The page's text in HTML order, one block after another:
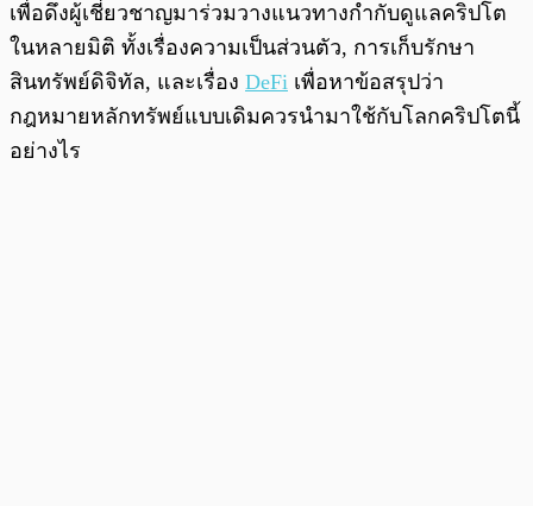
เพื่อดึงผู้เชี่ยวชาญมาร่วมวางแนวทางกำกับดูแลคริปโต
ในหลายมิติ ทั้งเรื่องความเป็นส่วนตัว, การเก็บรักษา
สินทรัพย์ดิจิทัล, และเรื่อง DeFi เพื่อหาข้อสรุปว่า
กฎหมายหลักทรัพย์แบบเดิมควรนำมาใช้กับโลกคริปโตนี้
อย่างไร